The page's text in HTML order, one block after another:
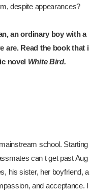
despite appearances?
an ordinary boy with a
are. Read the book that i
novel White Bird.
school. Starting
can t get past Aug
his sister, her boyfriend, a
and acceptance. I